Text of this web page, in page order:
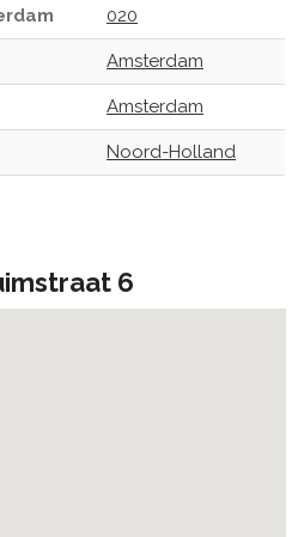
020
Amsterdam
Amsterdam
Noord-Holland
6